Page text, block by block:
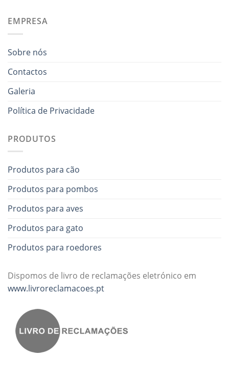
EMPRESA
Sobre nós
Contactos
Galeria
Política de Privacidade
PRODUTOS
Produtos para cão
Produtos para pombos
Produtos para aves
Produtos para gato
Produtos para roedores
Dispomos de livro de reclamações eletrónico em
www.livroreclamacoes.pt